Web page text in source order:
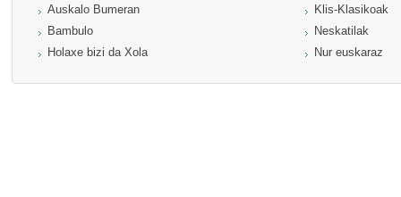
Auskalo Bumeran
Bambulo
Holaxe bizi da Xola
Klis-Klasikoak
Neskatilak
Nur euskaraz